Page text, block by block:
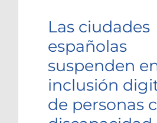
Las ciudades
españolas
suspenden
inclusión
de personas